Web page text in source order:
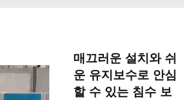
매끄러운 설치와 쉬
운 유지보수로 안심
할 수 있는 침수 보